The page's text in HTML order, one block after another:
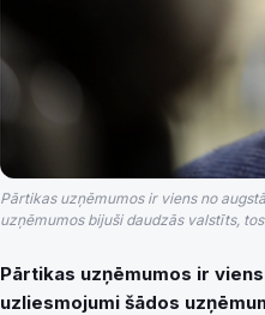
Pārtikas uzņēmumos ir viens no
uzņēmumos bijuši daudzās valstīts,
Pārtikas uzņēmumos ir
uzliesmojumi šādos